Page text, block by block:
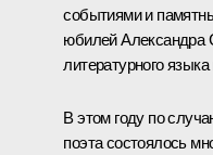
событиями и
юбилей Александра
литературного
В этом году по
поэта состоялось